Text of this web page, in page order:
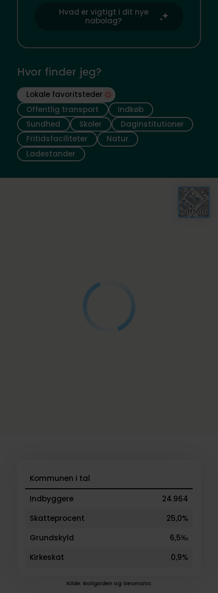
Hvad er vigtigt i dit nye
nabolag?
Hvor finder jeg?
Lokale favoritsteder
Offentlig transport
Indkøb
Sundhed
Skoler
Daginstitutioner
Fritidsfaciliteter
Natur
Ladestander
Luftfoto
Kommunen i tal
Indbyggere
24.964
Skatteprocent
25,0%
Grundskyld
6,5‰
Kirkeskat
0,9%
Kilde: Boligsiden og Geomatic